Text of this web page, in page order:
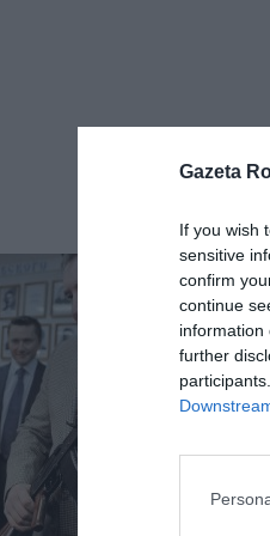
Gazeta
If you wish
sensitive
confirm
continue
information
further